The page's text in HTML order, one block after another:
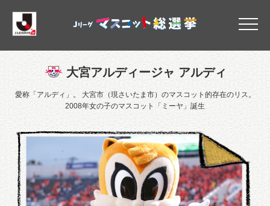
大宮アルディージャ
大宮アルディージャ アルディ
愛称「アルディ」。 大宮市（現さいたま市）のマスコット的存在のリス。
2008年女の子のマスコット「ミーヤ」誕生